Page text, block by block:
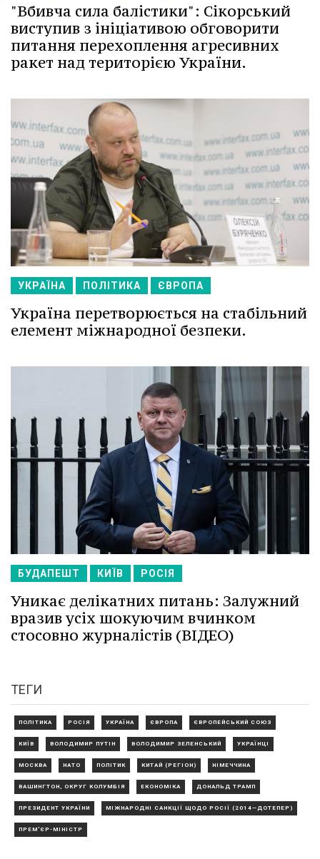
"Вбивча сила балістики": Сікорський
виступив з ініціативою обговорити
питання перехоплення агресивних
ракет над територією України.
УКРАЇНА ПОЛІТИКА ЄВРОПА
Україна перетворюється на стабільний
елемент міжнародної безпеки.
БУДАПЕШТ КИЇВ РОСІЯ
Уникає делікатних питань: Залужний
вразив усіх шокуючим вчинком
стосовно журналістів (ВІДЕО)
ТЕГИ
ПОЛІТИКА РОСІЯ УКРАЇНА ЄВРОПА ЄВРОПЕЙСЬКИЙ СОЮЗ
КИЇВ ВОЛОДИМИР ПУТІН ВОЛОДИМИР ЗЕЛЕНСЬКИЙ УКРАЇНЦІ
МОСКВА НАТО ПОЛІТИК КИТАЙ (РЕГІОН) НІМЕЧЧИНА
ВАШИНГТОН, ОКРУГ КОЛУМБІЯ ЕКОНОМІКА ДОНАЛЬД ТРАМП
ПРЕЗИДЕНТ УКРАЇНИ МІЖНАРОДНІ САНКЦІЇ ЩОДО РОСІЇ (2014—ДОТЕПЕР)
ПРЕМ'ЄР-МІНІСТР